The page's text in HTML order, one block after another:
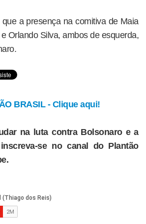
a presença na comitiva de Maia
Orlando Silva, ambos de esquerda,
BRASIL - Clique aqui!
na luta contra Bolsonaro e a
se no canal do Plantão